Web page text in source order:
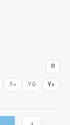
B
۷۰
۷۵ ۸۰